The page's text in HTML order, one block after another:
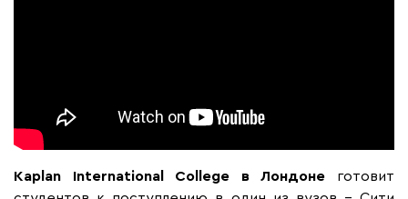
Kaplan International College в Лондоне готовит